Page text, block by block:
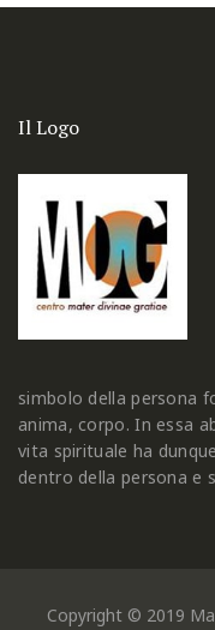
Il Logo
simbolo della persona
anima, corpo. In essa
vita spirituale ha
dentro della persona e
Copyright © 2019